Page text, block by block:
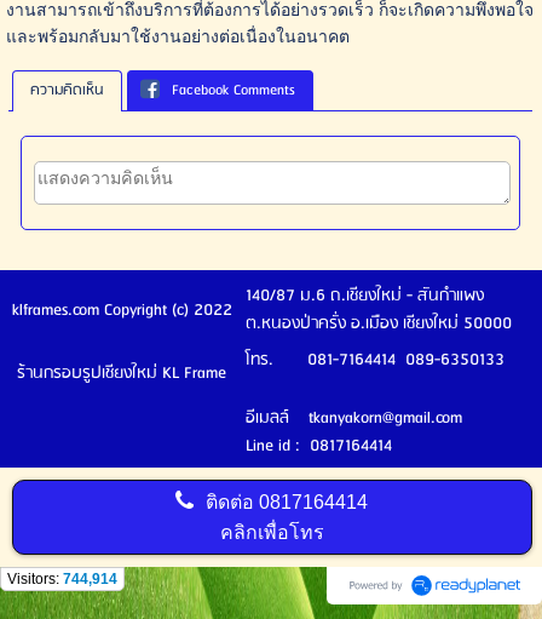
งานสามารถเข้าถึงบริการที่ต้องการได้อย่างรวดเร็ว ก็จะเกิดความพึงพอใจ
และพร้อมกลับมาใช้งานอย่างต่อเนื่องในอนาคต
ความคิดเห็น Facebook Comments
klframes.com Copyright (c) 2022
140/87 ม.6 ถ.เชียงใหม่ - สันกำแพง
ต.หนองป่าครั่ง อ.เมือง เชียงใหม่ 50000
ร้านกรอบรูปเชียงใหม่ KL Frame
โทร. 081-7164414 089-6350133
อีเมลล์ tkanyakorn@gmail.com
Line id : 0817164414
ติดต่อ0817164414
คลิกเพื่อโทร
Visitors: 744,914